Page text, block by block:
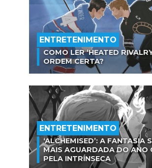
ENTRETENIMENTO
COMO LER ‘HEATED
ORDEM CERTA?
ENTRETENIMENTO
‘ALCHEMISED’: A FANTASIA
MAIS AGUARDADA DO ANO
PELA INTRÍNSECA